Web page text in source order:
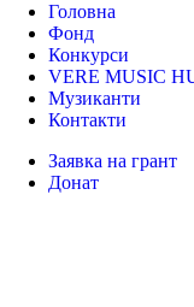
Головна
Фонд
Конкурси
VERE MUSIC
Музиканти
Контакти
Заявка на грант
Донат